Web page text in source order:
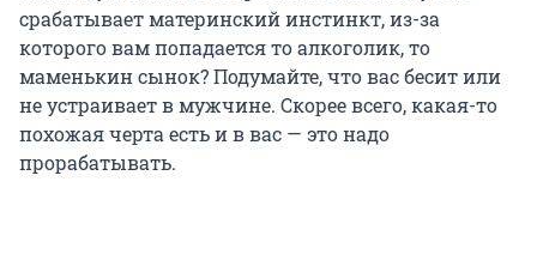
срабатывает материнский инстинкт, из-за
которого вам попадается то алкоголик, то
маменькин сынок? Подумайте, что вас бесит или
не устраивает в мужчине. Скорее всего, какая-то
похожая черта есть и в вас — это надо
прорабатывать.